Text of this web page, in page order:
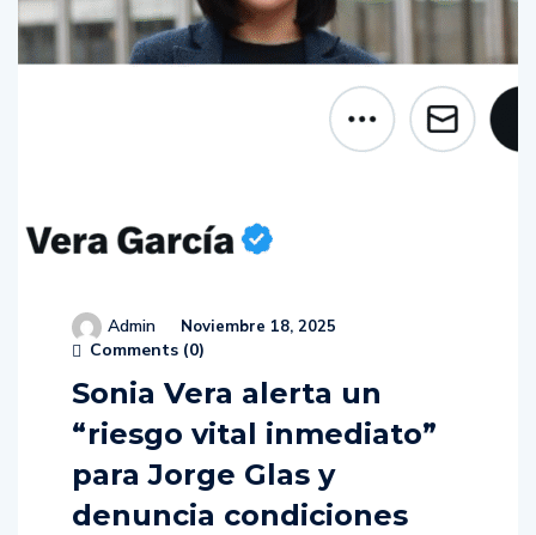
Admin Noviembre 18, 2025
Comments (0)
Sonia Vera alerta un
“riesgo vital inmediato”
para Jorge Glas y
denuncia condiciones